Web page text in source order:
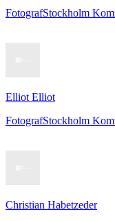
FotografStockholm
Elliot Elliot
FotografStockholm
Christian Habetzeder